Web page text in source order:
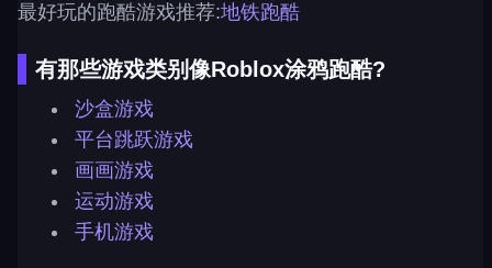
最好玩的跑酷游戏推荐:地铁跑酷
有那些游戏类别像Roblox涂鸦跑酷?
沙盒游戏
平台跳跃游戏
画画游戏
运动游戏
手机游戏